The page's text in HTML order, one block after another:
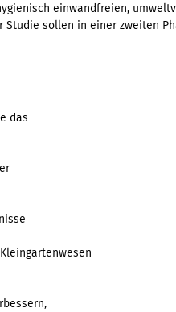
einwandfreien,
sollen in einer zweiten
das